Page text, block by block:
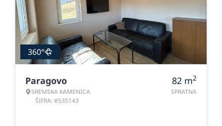
360°
Paragovo
SREMSKA KAMENICA
ŠIFRA: #535143
82 m2
SPRATNA